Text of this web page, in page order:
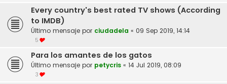
Every country's best rated TV shows (According
to IMDB)
Último mensaje por ciudadela « 09 Sep 2019, 14:14
5
Para los amantes de los gatos
Último mensaje por petycris « 14 Jul 2019, 08:09
3